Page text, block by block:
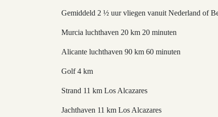
Gemiddeld 2 ½ uur vliegen vanuit Nederland of
Murcia luchthaven 20 km 20 minuten
Alicante luchthaven 90 km 60 minuten
Golf 4 km
Strand 11 km Los Alcazares
Jachthaven 11 km Los Alcazares